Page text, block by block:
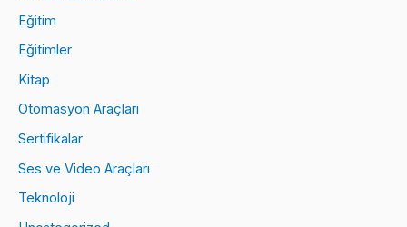
Eğitim
Eğitimler
Kitap
Otomasyon Araçları
Sertifikalar
Ses ve Video Araçları
Teknoloji